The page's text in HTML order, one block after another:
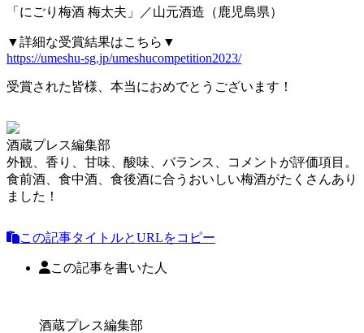
「にごり梅酒 梅太夫」／山元酒造（鹿児島県）
▼詳細な受賞結果はこちら▼
https://umeshu-sg.jp/umeshucompetition2023/
受賞された皆様、本当におめでとうございます！
酒蔵プレス編集部
外観、香り、甘味、酸味、バランス、コメントが評価項目。
食前酒、食中酒、食後酒に合うおいしい梅酒がたくさんあり
ました！
この記事タイトルとURLをコピー
この記事を書いた人
酒蔵プレス編集部